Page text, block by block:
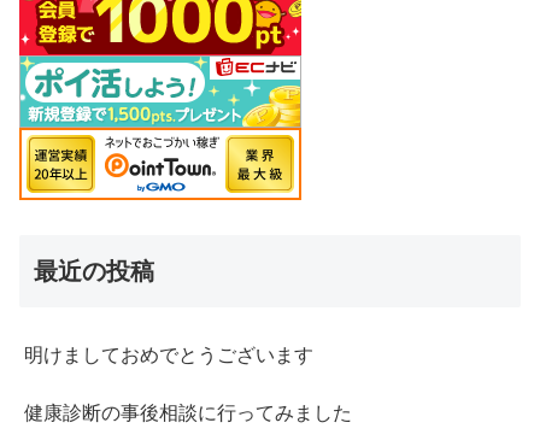
最近の投稿
明けましておめでとうございます
健康診断の事後相談に行ってみました